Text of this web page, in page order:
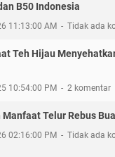
B50 Indonesia
11:13:00 AM Tidak ada
Teh Hijau
10:54:00 PM 2 komentar
Manfaat Telur Rebus
02:16:00 PM Tidak ada